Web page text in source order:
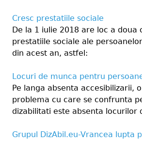
Cresc prestatiile sociale
De la 1 iulie 2018 are loc a doua
prestatiile sociale ale
din acest an, astfel:
Locuri de munca pentru
Pe langa absenta accesibilizarii,
problema cu care se confrunta
dizabilitati este absenta locurilor
Grupul DizAbil.eu-Vrancea lupta